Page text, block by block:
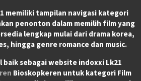
memiliki tampilan navigasi kategori
penonton dalam memilih film yang
lengkap mulai dari drama korea,
hingga genre romance dan music.
baik sebagai website indoxxi Lk21
Bioskopkeren untuk kategori Film